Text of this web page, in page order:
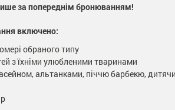
за попереднім бронюванням!
включено:
обраного типу
з їхніми улюбленими тваринами
альтанками, піччю барбекю,